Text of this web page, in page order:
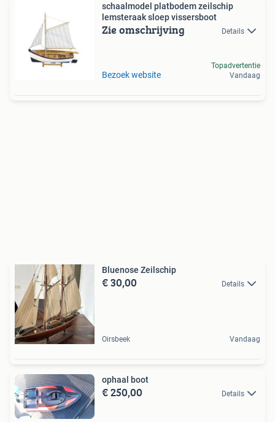
schaalmodel platbodem zeilschip
lemsteraak sloep vissersboot
Zie omschrijving Details
Bezoek website
Topadvertentie
Vandaag
Bluenose Zeilschip
€ 30,00 Details
Oirsbeek Vandaag
ophaal boot
€ 250,00 Details